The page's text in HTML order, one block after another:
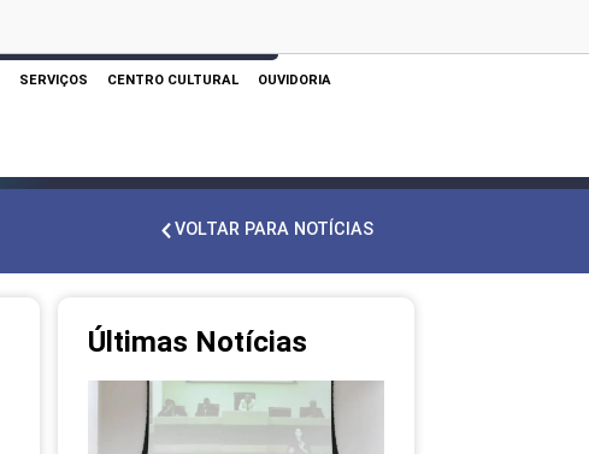
SERVIÇOS CENTRO CULTURAL OUVIDORIA
VOLTAR PARA NOTÍCIAS
Últimas Notícias